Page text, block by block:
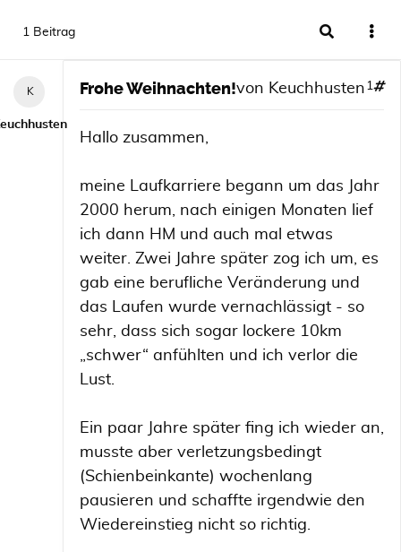
1 Beitrag
Frohe Weihnachten! 1
von Keuchhusten
Hallo zusammen,
meine Laufkarriere begann um das Jahr
2000 herum, nach einigen Monaten lief
ich dann HM und auch mal etwas
weiter. Zwei Jahre später zog ich um, es
gab eine berufliche Veränderung und
das Laufen wurde vernachlässigt - so
sehr, dass sich sogar lockere 10km
„schwer“ anfühlten und ich verlor die
Lust.
Ein paar Jahre später fing ich wieder an,
musste aber verletzungsbedingt
(Schienbeinkante) wochenlang
pausieren und schaffte irgendwie den
Wiedereinstieg nicht so richtig.